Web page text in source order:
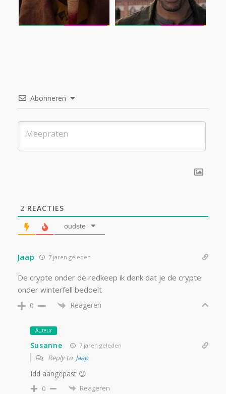
Abonneren
2 REACTIES
oudste
Jaap 7 jaren geleden
De crypte onder de redkeep ik denk dat je de crypte
onder winterfell bedoelt
0 Reageren
Auteur
Susanne 7 jaren geleden
Reply to Jaap
Idd aangepast 😉
0 Reageren